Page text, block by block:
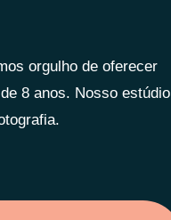
orgulho de oferecer
8 anos. Nosso estúdio